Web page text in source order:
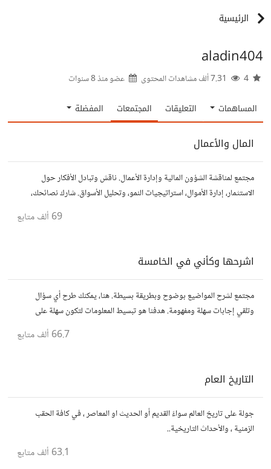
الرئيسية
aladin404
عضو منذ8 سنوات
المساهمات التعليقات المجتمعات المفضلة
المال والأعمال
مجتمع لمناقشة الشؤون المالية وإدارة الأعمال. ناقش وتبادل الأفكار حول
الاستثمار، إدارة الأموال، استراتيجيات النمو، وتحليل الأسواق. شارك نصائحك،
69 ألف متابع
اشرحها وكأني في الخامسة
مجتمع لشرح المواضيع بوضوح وبطريقة بسيطة. هنا، يمكنك طرح أي سؤال
وتلقي إجابات سهلة ومفهومة. هدفنا هو تبسيط المعلومات لتكون سهلة على
66.7 ألف متابع
التاريخ العام
جولة على تاريخ العالم سواءً القديم أو الحديث او المعاصر ، في كافة الحقب
الزمنية ، والأحداث التاريخية..
63.1 ألف متابع